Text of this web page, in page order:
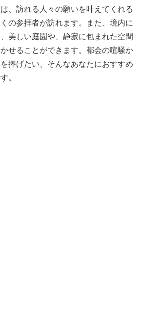
、訪れる人々の願いを叶えてくれる
の参拝者が訪れます。また、境内に
美しい庭園や、静寂に包まれた空間
せることができます。都会の喧騒か
捧げたい、そんなあなたにおすすめ
。